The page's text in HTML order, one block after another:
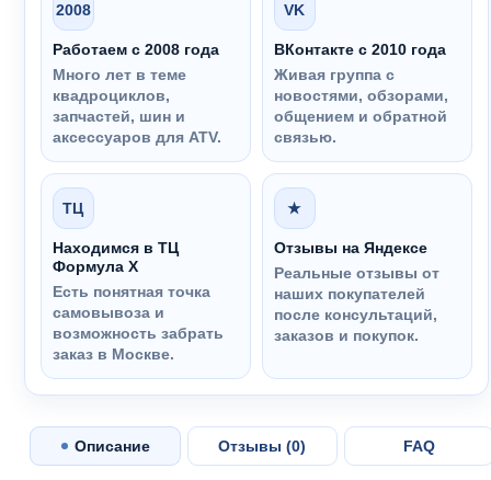
2008
Работаем с 2008 года
Много лет в теме
квадроциклов,
запчастей, шин и
аксессуаров для ATV.
VK
ВКонтакте с 2010 года
Живая группа с
новостями, обзорами,
общением и обратной
связью.
ТЦ
Находимся в ТЦ
Формула Х
Есть понятная точка
самовывоза и
возможность забрать
заказ в Москве.
★
Отзывы на Яндексе
Реальные отзывы от
наших покупателей
после консультаций,
заказов и покупок.
Описание Отзывы (0) FAQ